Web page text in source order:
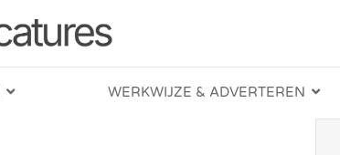
WERKWIJZE & ADVERTEREN